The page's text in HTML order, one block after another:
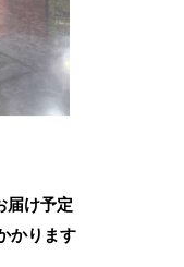
届け予定
かります